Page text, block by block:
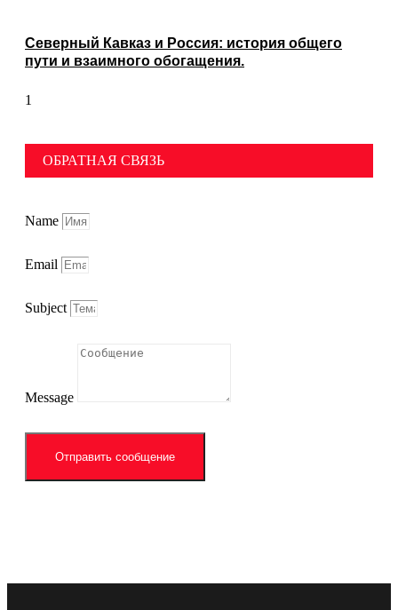
Северный Кавказ и Россия: история общего
пути и взаимного обогащения.
ОБРАТНАЯ СВЯЗЬ
Name
Email
Subject
Message
Отправить сообщение